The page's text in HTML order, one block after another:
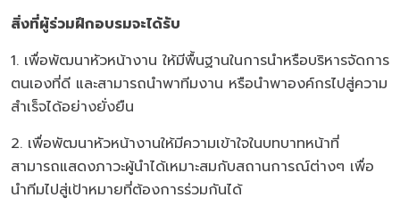
สิ่งที่ผู้ร่วมฝึกอบรมจะได้รับ
1. เพื่อพัฒนาหัวหน้างาน ให้มีพื้นฐานในการนำหรือบริหารจัดการ
ตนเองที่ดี และสามารถนำพาทีมงาน หรือนำพาองค์กรไปสู่ความ
สำเร็จได้อย่างยั่งยืน
2. เพื่อพัฒนาหัวหน้างานให้มีความเข้าใจในบทบาทหน้าที่
สามารถแสดงภาวะผู้นำได้เหมาะสมกับสถานการณ์ต่างๆ เพื่อ
นำทีมไปสู่เป้าหมายที่ต้องการร่วมกันได้